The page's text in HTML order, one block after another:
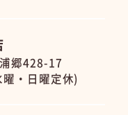
郷428-17
・日曜定休)